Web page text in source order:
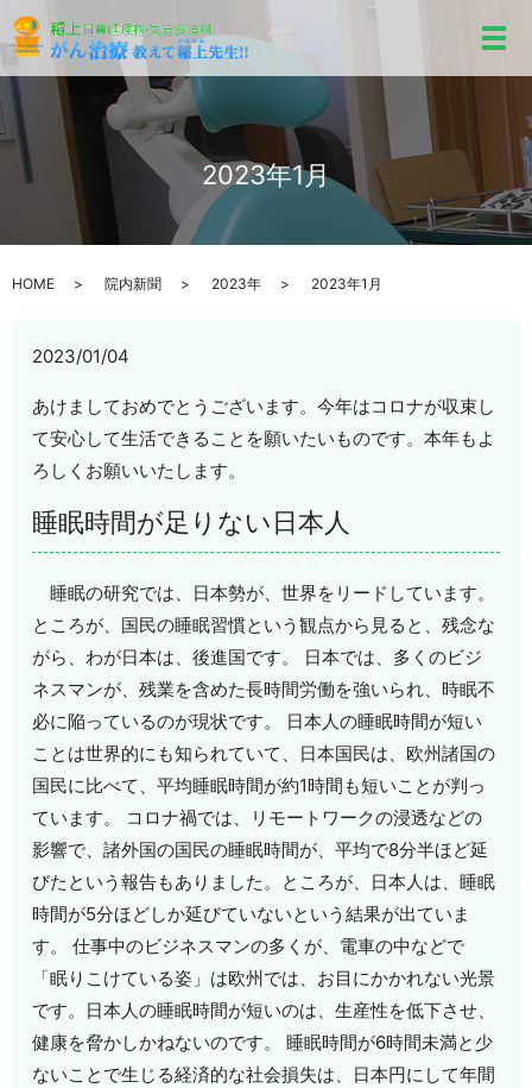
メ
2023年1月
HOME 院内新聞 2023年 2023年1月
2023/01/04
あけましておめでとうございます。今年はコロナが収束し
て安心して生活できることを願いたいものです。本年もよ
ろしくお願いいたします。
睡眠時間が足りない日本人
睡眠の研究では、日本勢が、世界をリードしています。
ところが、国民の睡眠習慣という観点から見ると、残念な
がら、わが日本は、後進国です。 日本では、多くのビジ
ネスマンが、残業を含めた長時間労働を強いられ、時眠不
必に陥っているのが現状です。 日本人の睡眠時間が短い
ことは世界的にも知られていて、日本国民は、欧州諸国の
国民に比べて、平均睡眠時間が約1時間も短いことが判っ
ています。 コロナ禍では、リモートワークの浸透などの
影響で、諸外国の国民の睡眠時間が、平均で8分半ほど延
びたという報告もありました。ところが、日本人は、睡眠
時間が5分ほどしか延びていないという結果が出ていま
す。 仕事中のビジネスマンの多くが、電車の中などで
「眠りこけている姿」は欧州では、お目にかかれない光景
です。日本人の睡眠時間が短いのは、生産性を低下させ、
健康を脅かしかねないのです。 睡眠時間が6時間未満と少
ないことで生じる経済的な社会損失は、日本円にして年間